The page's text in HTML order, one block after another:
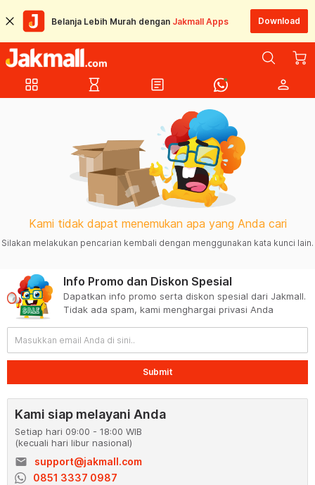
Belanja Lebih Murah dengan Jakmall Apps Download
grid_view hourglass_empty article person
Kami tidak dapat menemukan apa yang Anda cari
Silakan melakukan pencarian kembali dengan menggunakan kata kunci lain.
Info Promo dan Diskon Spesial
Dapatkan info promo serta diskon spesial dari Jakmall.
Tidak ada spam, kami menghargai privasi Anda
Submit
Kami siap melayani Anda
Setiap hari 09:00 - 18:00 WIB
(kecuali hari libur nasional)
email
support@jakmall.com
0851 3337 0987